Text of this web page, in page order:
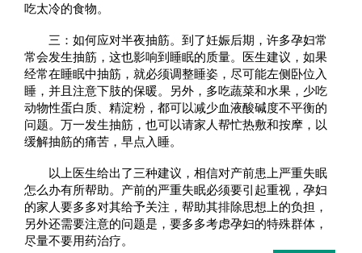
吃太冷的食物。
三：如何应对半夜抽筋。到了妊娠后期，许多孕妇常
常会发生抽筋，这也影响到睡眠的质量。医生建议，如果
经常在睡眠中抽筋，就必须调整睡姿，尽可能左侧卧位入
睡，并且注意下肢的保暖。另外，多吃蔬菜和水果，少吃
动物性蛋白质、精淀粉，都可以减少血液酸碱度不平衡的
问题。万一发生抽筋，也可以请家人帮忙热敷和按摩，以
缓解抽筋的痛苦，早点入睡。
以上医生给出了三种建议，相信对产前患上严重失眠
怎么办有所帮助。产前的严重失眠必须要引起重视，孕妇
的家人要多多对其给予关注，帮助其排除思想上的负担，
另外还需要注意的问题是，要多多考虑孕妇的特殊群体，
尽量不要用药治疗。